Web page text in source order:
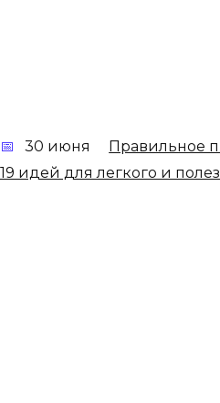
30 июня Правильное
19 идей для легкого и